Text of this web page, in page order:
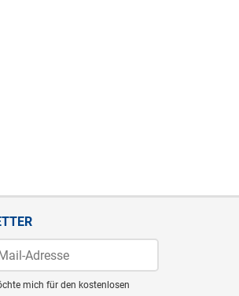
mich für den kostenlosen